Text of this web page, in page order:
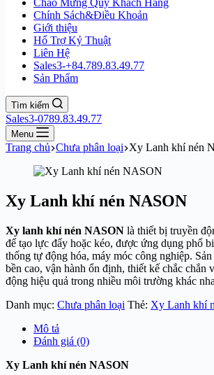
Chào Mừng Quý Khách Hàng
Chính Sách&Điều Khoản
Giới thiệu
Hổ Trợ Kỷ Thuật
Liên Hệ
Sales3-+84.789.83.49.77
Sản Phẩm
Tìm kiếm
Sales3-0789.83.49.77
Menu
Trang chủ Chưa phân loại Xy Lanh khí nén
Xy Lanh khí nén NASON
Xy lanh khí nén NASON là thiết bị truyền
để tạo lực đẩy hoặc kéo, được ứng dụng phổ
thống tự động hóa, máy móc công nghiệp.
bền cao, vận hành ổn định, thiết kế chắc chắn
động hiệu quả trong nhiều môi trường khác
Danh mục: Chưa phân loại Thẻ: Xy Lanh khí
Mô tả
Đánh giá (0)
Xy Lanh khí nén NASON